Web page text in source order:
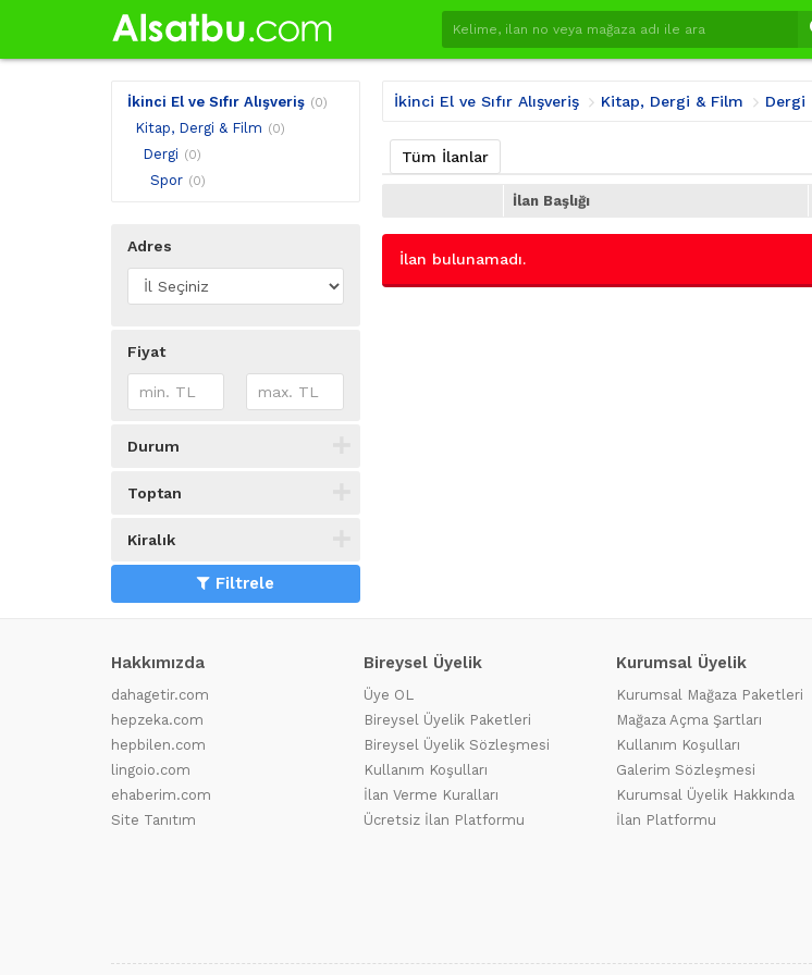
İkinci El ve Sıfır Alışveriş (0)
Kitap, Dergi & Film (0)
Dergi (0)
Spor (0)
Adres
Fiyat
Durum
Toptan
Kiralık
Filtrele
İkinci El ve Sıfır Alışveriş Kitap, Dergi & Film Dergi
Tüm İlanlar
İlan Başlığı
İlan bulunamadı.
Hakkımızda
dahagetir.com
hepzeka.com
hepbilen.com
lingoio.com
ehaberim.com
Site Tanıtım
Bireysel Üyelik
Üye OL
Bireysel Üyelik Paketleri
Bireysel Üyelik Sözleşmesi
Kullanım Koşulları
İlan Verme Kuralları
Ücretsiz İlan Platformu
Kurumsal Üyelik
Kurumsal Mağaza Paketleri
Mağaza Açma Şartları
Kullanım Koşulları
Galerim Sözleşmesi
Kurumsal Üyelik Hakkında
İlan Platformu